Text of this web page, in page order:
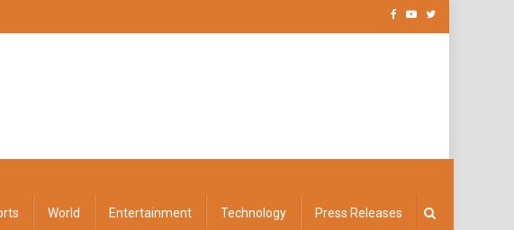
World Entertainment Technology Press Releases